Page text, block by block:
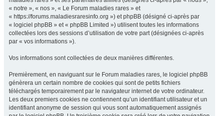
« notre », « nos », « Le Forum maladies rares » et
« https://forums.maladiesraresinfo.org ») et phpBB (désigné ci-après par
« logiciel phpBB » et « phpBB Limited ») utilisent toutes les informations
collectées lors des sessions d’utilisation de votre part (désignées ci-après
par « vos informations »).
Vos informations sont collectées de deux manières différentes.
Premièrement, en naviguant sur le Forum maladies rares, le logiciel phpBB
génèrera un certain nombre de cookies qui sont de petits fichiers
téléchargés temporairement par le navigateur internet de votre ordinateur.
Les deux premiers cookies ne contiennent qu’un identifiant utilisateur et un
identifiant anonyme de session qui vous sont automatiquement assignés